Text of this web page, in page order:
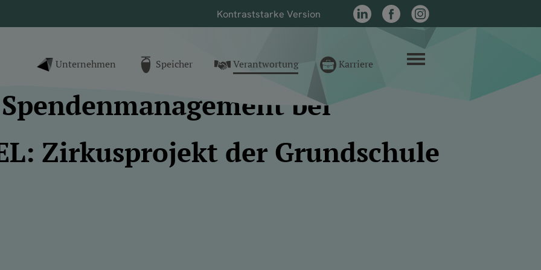
Kontraststarke Version
LinkedInFacebookInstagram
Unternehmen
Speicher Verantwortung
()
Karriere
Menü
bei
Zirkusprojekt der Grundschule